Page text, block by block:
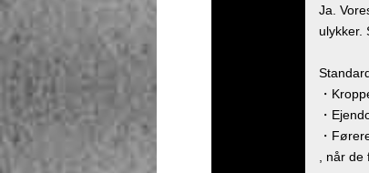
Ja.
ulykker.
・
・
・
, når